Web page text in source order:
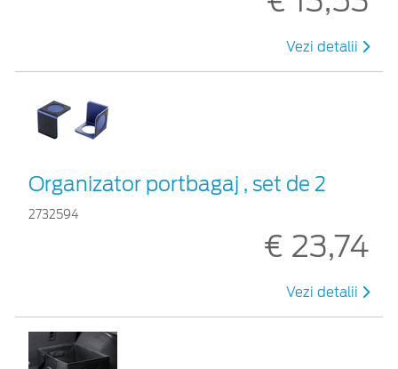
Vezi detalii
Organizator portbagaj , set de 2
2732594
€ 23,74
Vezi detalii